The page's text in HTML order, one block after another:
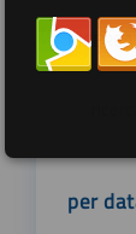
RICERCA
per